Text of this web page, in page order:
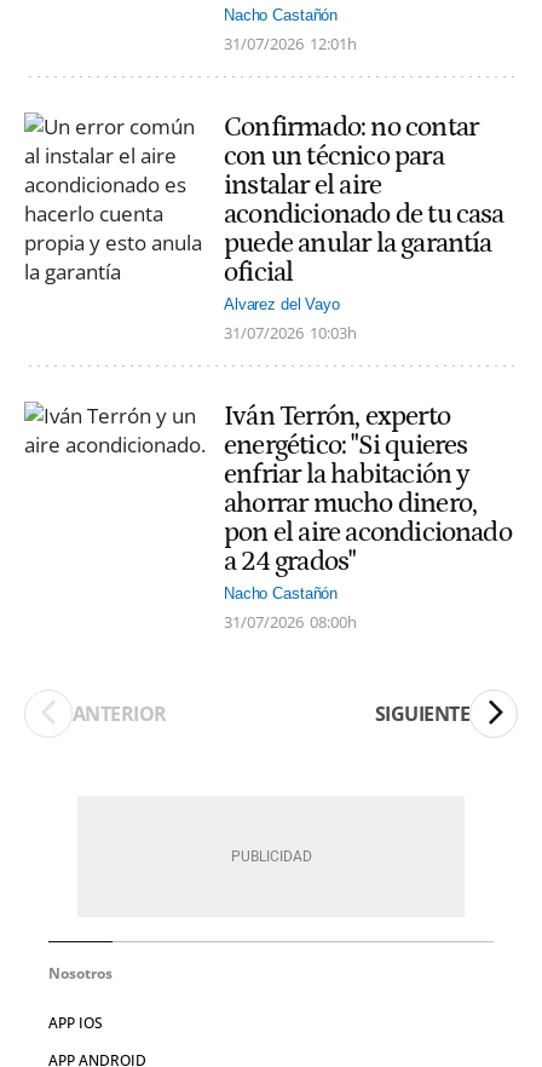
Nacho Castañón
31/07/2026 12:01h
Confirmado: no contar
con un técnico para
instalar el aire
acondicionado de tu casa
puede anular la garantía
oficial
Alvarez del Vayo
31/07/2026 10:03h
Iván Terrón, experto
energético: "Si quieres
enfriar la habitación y
ahorrar mucho dinero,
pon el aire acondicionado
a 24 grados"
Nacho Castañón
31/07/2026 08:00h
ANTERIOR SIGUIENTE
Nosotros
APP IOS
APP ANDROID